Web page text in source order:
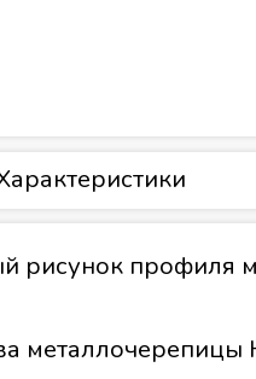
рисунок профиля
металлочерепицы